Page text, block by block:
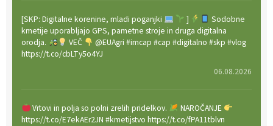
[SKP: Digitalne korenine, mladi poganjki ]
Sodobne
kmetije uporabljajo GPS, pametne stroje in druga digitalna
orodja.
VEČ
@EUAgri #imcap #cap #digitalno #skp #vlog
https://t.co/cbLTy5o4YJ
06.08.2026
Vrtovi in polja so polni zrelih pridelkov.
NAROČANJE
https://t.co/E7ekAEr2JN #kmetijstvo https://t.co/fPA11tblvn